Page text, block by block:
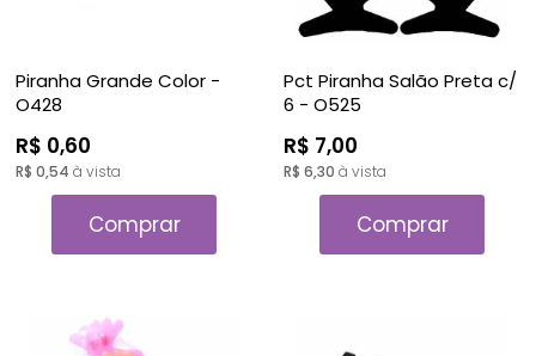
Piranha Grande Color -
O428
R$ 0,60
R$ 0,54 à vista
Comprar
Pct Piranha Salão Preta c/
6 - O525
R$ 7,00
R$ 6,30 à vista
Comprar